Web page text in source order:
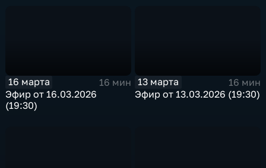
16 марта
16 мин
Эфир от 16.03.2026
(19:30)
13 марта
16 мин
Эфир от 13.03.2026 (19:30)